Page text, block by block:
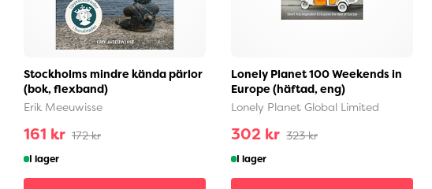
Stockholms mindre kända pärlor
(bok, flexband)
Erik Meeuwisse
161 kr 172 kr
I lager
Lonely Planet 100 Weekends in
Europe (häftad, eng)
Lonely Planet Global Limited
302 kr 323 kr
I lager